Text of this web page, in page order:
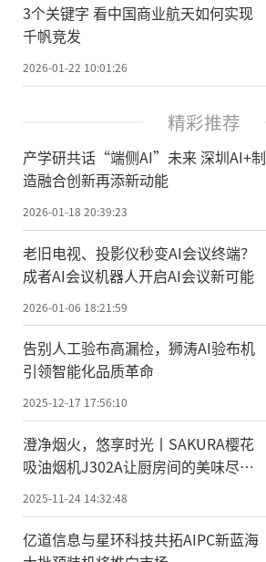
3个关键字 看中国商业航天如何实现
千帆竞发
2026-01-22 10:01:26
精彩推荐
产学研共话“端侧AI”未来 深圳AI+制
造融合创新再添新动能
2026-01-18 20:39:23
老旧电视、投影仪秒变AI会议终端？
成者AI会议机器人开启AI会议新可能
2026-01-06 18:21:59
告别人工验布高漏检，狮涛AI验布机
引领智能化品质革命
2025-12-17 17:56:10
澄净烟火，悠享时光丨SAKURA樱花
吸油烟机J302A让厨房间的美味尽情
绽放
2025-11-24 14:32:48
亿道信息与星环科技共拓AIPC新蓝海